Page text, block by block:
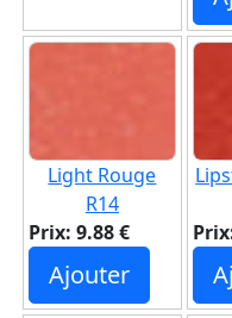
Light Rouge
R14
Prix: 9.88 €
Ajouter